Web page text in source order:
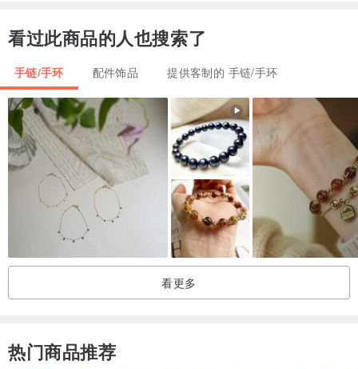
冷静沈着·能力覚醒
マイナスなエネルギーを取り除き、冲动やたかぶる気持ちを镇め
る、冷静を与える、高次元意识との交流、洞察力や直感力の强化、
潜在能力の覚醒などの効果があります。
⑅୨୧┈┈┈┈┈┈┈┈┈┈┈┈୨୧⑅
看过此商品的人也搜索了
手链/手环 配件饰品 提供客制的 手链/手环
看更多
热门商品推荐